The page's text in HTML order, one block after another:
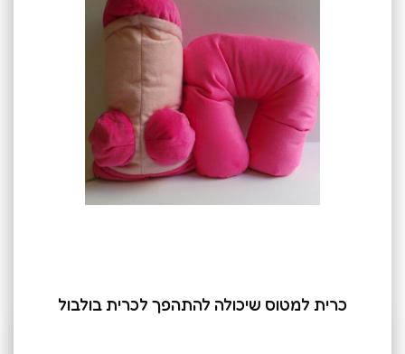
כרית למטוס שיכולה להתהפך לכרית בולבול